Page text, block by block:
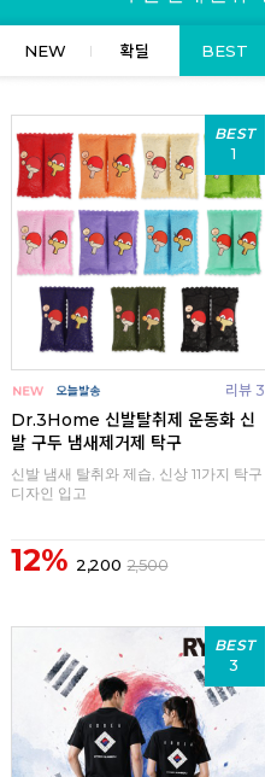
NEW 확딜 BEST
BEST
1
리뷰 3
Dr.3Home 신발탈취제 운동화 신
발 구두 냄새제거제 탁구
신발 냄새 탈취와 제습, 신상 11가지 탁구
디자인 입고
12% 2,200 2,500
BEST
3